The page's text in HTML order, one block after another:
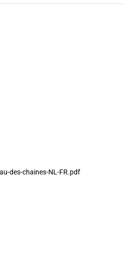
des-chaines-NL-FR.pdf